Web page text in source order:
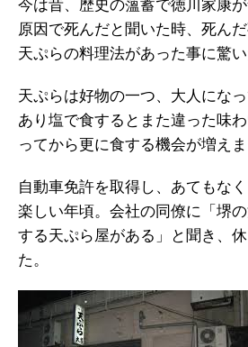
今は昔、歴史の薀蓄で徳川家康
原因で死んだと聞いた時、死ん
天ぷらの料理法があった事に驚い
天ぷらは好物の一つ、大人にな
あり塩で食するとまた違った味
ってから更に食する機会が増えま
自動車免許を取得し、あてもな
楽しい年頃。会社の同僚に「堺
する天ぷら屋がある」と聞き、
た。